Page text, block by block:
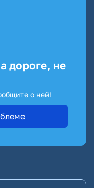
дороге, не
о ней!